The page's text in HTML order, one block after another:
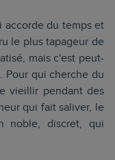
accorde du temps et
le plus tapageur de
mais c'est peut-
Pour qui cherche du
vieillir pendant des
qui fait saliver, le
noble, discret, qui